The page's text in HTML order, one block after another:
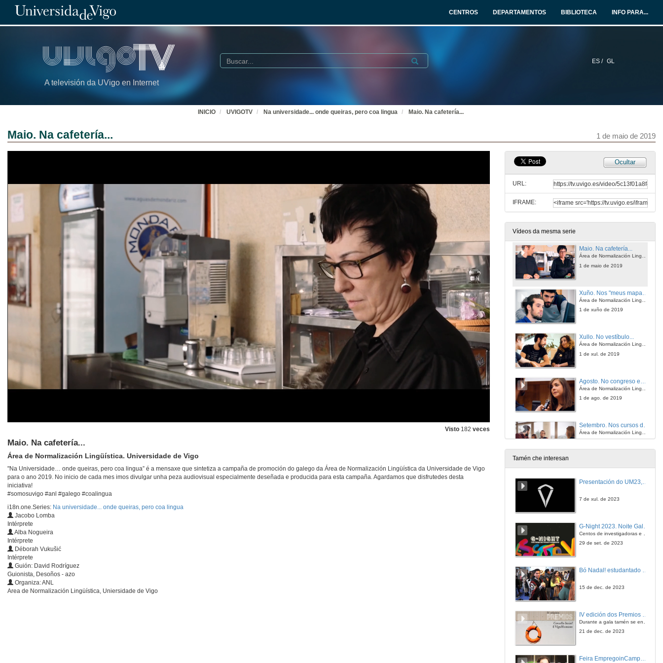
CENTROS DEPARTAMENTOS BIBLIOTECA INFO PARA...
A televisión da UVigo en Internet
ES / GL
Buscar Submit
INICIO UVIGOTV Na universidade... onde queiras, pero coa lingua Maio. Na cafetería...
Maio. Na cafetería... 1 de maio de 2019
Visto 182 veces
Maio. Na cafetería...
Área de Normalización Lingüística. Universidade de Vigo
"Na Universidade… onde queiras, pero coa lingua” é a mensaxe que sintetiza a campaña de promoción do galego da Área de Normalización Lingüística da Universidade de Vigo
para o ano 2019. No inicio de cada mes imos divulgar unha peza audiovisual especialmente deseñada e producida para esta campaña. Agardamos que disfrutedes desta
iniciativa!
#somosuvigo #anl #galego #coalingua
i18n.one.Series: Na universidade... onde queiras, pero coa lingua
Jacobo Lomba
Intérprete
Alba Nogueira
Intérprete
Déborah Vukušić
Intérprete
Guión: David Rodríguez
Guionista, Desoños - azo
Organiza: ANL
Area de Normalización Lingüística, Uniersidade de Vigo
Ocultar
URL:
IFRAME:
Vídeos da mesma serie
1 de xan. de 2019
Marzo. Na oficina da ANL...
Área de Normalización Lingüística. Universidade de Vigo
Abril. Na marquesiña...
Área de Normalización Lingüística. Universidade de Vigo
1 de abr. de 2019
Maio. Na cafetería...
Área de Normalización Lingüística. Universidade de Vigo
1 de maio de 2019
Área de Normalización Lingüística. Universidade de Vigo
1 de xuño de 2019
Xullo. No vestíbulo...
Área de Normalización Lingüística. Universidade de Vigo
1 de xul. de 2019
Área de Normalización Lingüística. Universidade de Vigo
1 de ago. de 2019
Setembro. Nos cursos de formación...
Área de Normalización Lingüística. Universidade de Vigo
Outubro. No corredor...
1 de nov. de 2019
Tamén che interesan
Presentación do UM23, o novo monopraza de UVigo Motorsport
7 de xul. de 2023
Centos de investigadoras e investigadores, decenas de actividades e sete cidades
29 de set. de 2023
Bó Nadal! estudantado internacional da Universidade de Vigo
15 de dec. de 2023
Durante a gala tamén se entregaron os galardóns aos mellores TFG e TFM en materia de Axenda 2030
21 de dec. de 2023
Feira EmpregoinCampus Vigo 2024